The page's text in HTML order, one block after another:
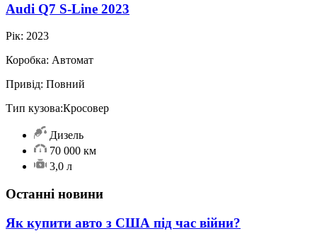
Audi Q7 S-Line 2023
Рік: 2023
Коробка: Автомат
Привід: Повний
Тип кузова:Кросовер
Дизель
70 000 км
3,0 л
Останні новини
Як купити авто з США під час війни?